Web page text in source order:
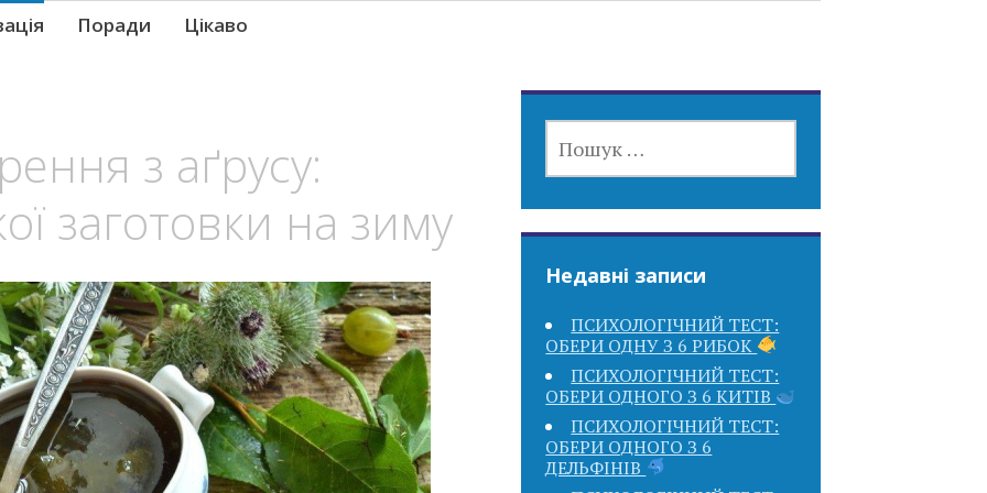
Поради Цікаво
з аґрусу:
заготовки на зиму
Недавні записи
ПСИХОЛОГІЧНИЙ ТЕСТ:
ОБЕРИ ОДНУ З 6 РИБОК
ПСИХОЛОГІЧНИЙ ТЕСТ:
ОБЕРИ ОДНОГО З 6 КИТІВ
ПСИХОЛОГІЧНИЙ ТЕСТ:
ОБЕРИ ОДНОГО З 6
ДЕЛЬФІНІВ